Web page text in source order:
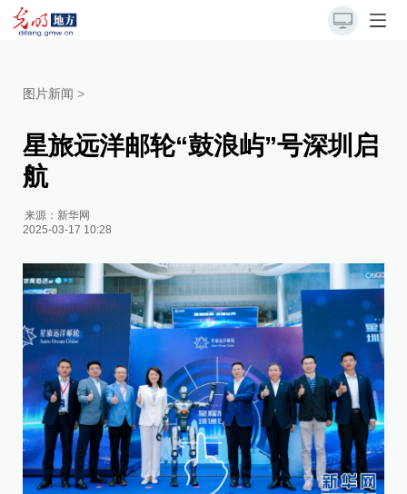
图片新闻 >
星旅远洋邮轮“鼓浪屿”号深圳启
航
来源： 新华网
2025-03-17 10:28